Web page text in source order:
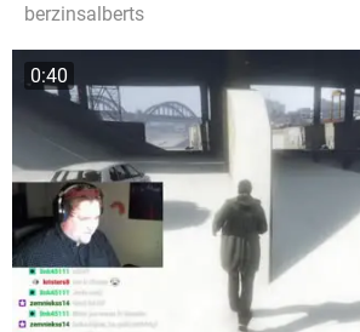
berzinsalberts
0:40